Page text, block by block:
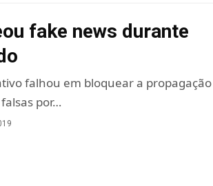
fake news durante
falhou em bloquear a propagação
por…